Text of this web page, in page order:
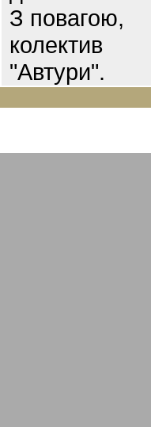
З повагою,
колектив
"Автури".